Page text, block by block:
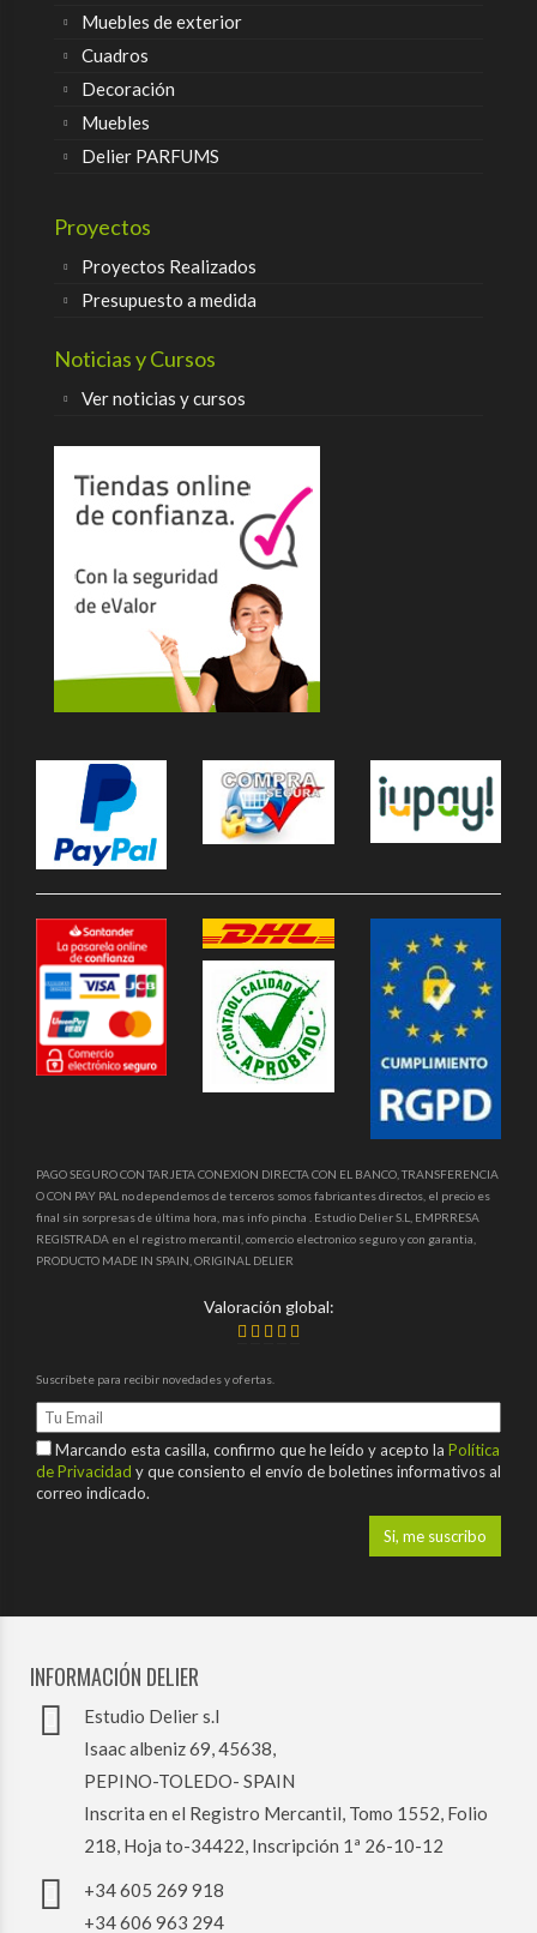
Muebles de exterior
Cuadros
Decoración
Muebles
Delier PARFUMS
Proyectos
Proyectos Realizados
Presupuesto a medida
Noticias y Cursos
Ver noticias y cursos
PAGO SEGURO CON TARJETA CONEXION DIRECTA CON EL BANCO, TRANSFERENCIA
O CON PAY PAL no dependemos de terceros somos fabricantes directos, el precio es
final sin sorpresas de última hora, mas info pincha . Estudio Delier S.L, EMPRRESA
REGISTRADA en el registro mercantil, comercio electronico seguro y con garantia,
PRODUCTO MADE IN SPAIN, ORIGINAL DELIER
Valoración global:
Suscríbete para recibir novedades y ofertas.
Marcando esta casilla, confirmo que he leído y acepto la Política
de Privacidad y que consiento el envío de boletines informativos al
correo indicado.
INFORMACIÓN DELIER
Estudio Delier s.l
Isaac albeniz 69, 45638,
PEPINO-TOLEDO- SPAIN
Inscrita en el Registro Mercantil, Tomo 1552, Folio
218, Hoja to-34422, Inscripción 1ª 26-10-12
+34 605 269 918
+34 606 963 294